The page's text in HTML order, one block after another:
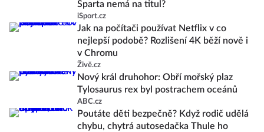
Sparta nemá na titul?
iSport.cz
Jak na počítači používat Netflix v co
nejlepší podobě? Rozlišení 4K běží nově i
v Chromu
Živě.cz
Nový král druhohor: Obří mořský plaz
Tylosaurus rex byl postrachem oceánů
ABC.cz
Poutáte děti bezpečně? Když rodič udělá
chybu, chytrá autosedačka Thule ho